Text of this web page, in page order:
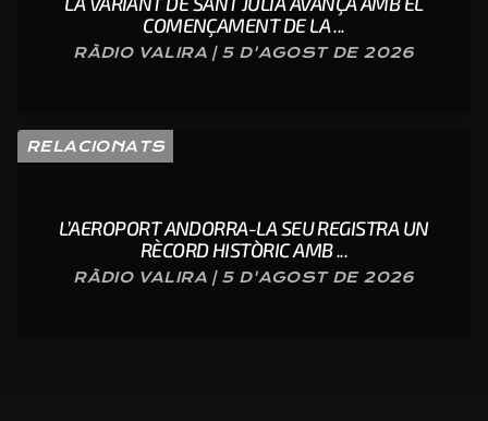
COMENÇAMENT DE LA ...
RÀDIO VALIRA | 5 D'AGOST DE 2026
RELACIONATS
L’AEROPORT ANDORRA-LA SEU REGISTRA UN
RÈCORD HISTÒRIC AMB ...
RÀDIO VALIRA | 5 D'AGOST DE 2026